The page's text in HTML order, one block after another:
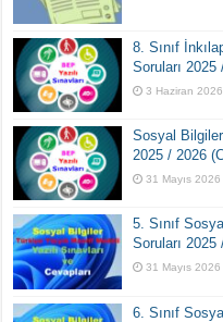
8. Sınıf
Soruları 2025
3 Haziran 2026
Sosyal
2025 / 2026
31 Mayıs 2026
5. Sınıf
Soruları 2025
31 Mayıs 2026
6. Sınıf